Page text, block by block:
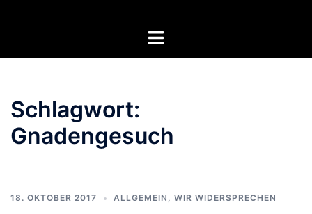
Menü
Schlagwort:
Gnadengesuch
18. OKTOBER 2017 ALLGEMEIN , WIR WIDERSPRECHEN